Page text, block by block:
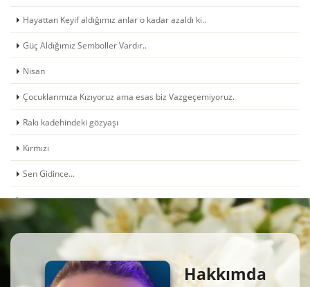
Hayattan Keyif aldığımız anlar o kadar azaldı ki..
Güç Aldığımız Semboller Vardır..
Nisan
Çocuklarımıza Kızıyoruz ama esas biz Vazgeçemiyoruz.
Rakı kadehindeki gözyaşı
Kırmızı
Sen Gidince...
Hakkımda